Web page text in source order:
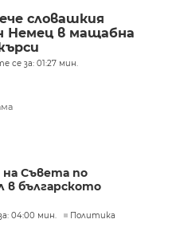
словашкия
Немец в мащабна
се за: 01:27 мин.
на Съвета по
в българското
04:00 мин. Политика